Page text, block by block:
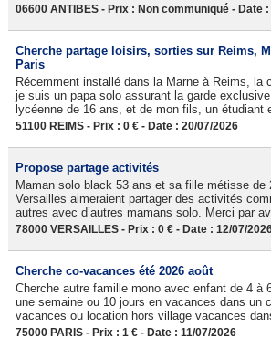
06600 ANTIBES - Prix : Non communiqué - Date
Cherche partage loisirs, sorties sur Reims,
Paris
Récemment installé dans la Marne à Reims, la
je suis un papa solo assurant la garde
lycéenne de 16 ans, et de mon fils, un étudiant
51100 REIMS - Prix : 0 € - Date : 20/07/2026
Propose partage activités
Maman solo black 53 ans et sa fille métisse de
Versailles aimeraient partager des activités
autres avec d’autres mamans solo. Merci par
78000 VERSAILLES - Prix : 0 € - Date : 12/07/
Cherche co-vacances été 2026 août
Cherche autre famille mono avec enfant de 4 à
une semaine ou 10 jours en vacances dans un
vacances ou location hors village vacances
75000 PARIS - Prix : 1 € - Date : 11/07/2026